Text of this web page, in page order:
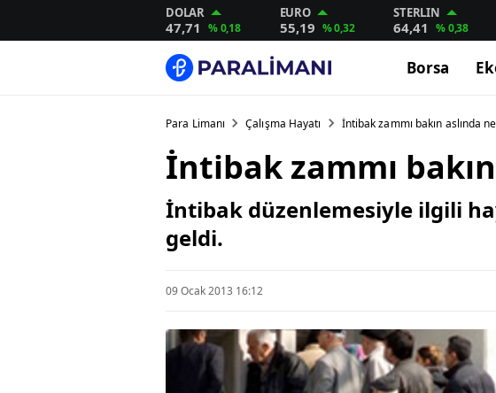
DOLAR
47,71 % 0,18
EURO
55,19 % 0,32
STERLIN
64,41 % 0,38
Borsa
Para Limanı Çalışma Hayatı İntibak zammı bakın aslında
İntibak zammı
İntibak düzenlemesiyle ilgili
geldi.
09 Ocak 2013 16:12